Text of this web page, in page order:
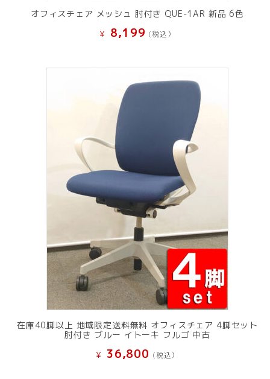
オフィスチェア メッシュ 肘付き QUE-1AR 新品 6色
¥ 8,199 (税込）
在庫40脚以上 地域限定送料無料 オフィスチェア 4脚セット
肘付き ブルー イトーキ フルゴ 中古
¥ 36,800 (税込）